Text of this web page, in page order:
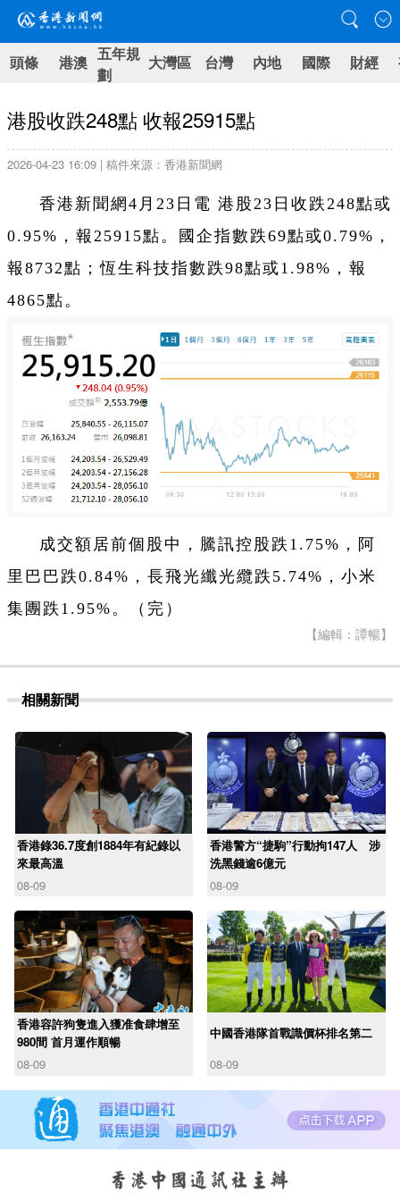
頭條 港澳 五年規
劃
大灣區 台灣 內地 國際 財經
港股收跌248點 收報25915點
2026-04-23 16:09 | 稿件來源：香港新聞網
香港新聞網4月23日電 港股23日收跌248點或
0.95%，報25915點。國企指數跌69點或0.79%，
報8732點；恆生科技指數跌98點或1.98%，報
4865點。
成交額居前個股中，騰訊控股跌1.75%，阿
里巴巴跌0.84%，長飛光纖光纜跌5.74%，小米
集團跌1.95%。（完）
【編輯：譚暢】
相關新聞
香港錄36.7度創1884年有紀錄以
來最高溫
08-09
香港警方“捷駒”行動拘147人 涉
洗黑錢逾6億元
08-09
香港容許狗隻進入獲准食肆增至
980間 首月運作順暢
08-09
中國香港隊首戰識價杯排名第二
08-09